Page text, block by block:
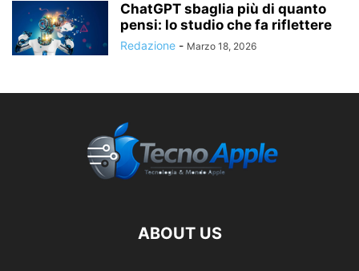
ChatGPT sbaglia più di quanto
pensi: lo studio che fa riflettere
Redazione - Marzo 18, 2026
ABOUT US